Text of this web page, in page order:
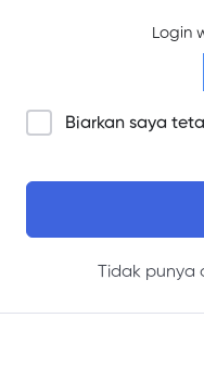
Login
Biarkan saya
Tidak punya